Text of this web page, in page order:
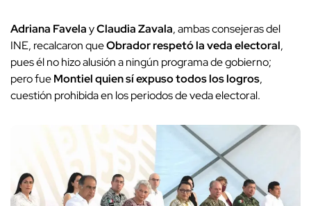
Adriana FavelayClaudia Zavala, ambas consejeras del
INE, recalcaron queObrador respetó la veda electoral,
pues él no hizo alusión a ningún programa de gobierno;
pero fueMontiel quien sí expuso todos los logros,
cuestión prohibida en los periodos de veda electoral.